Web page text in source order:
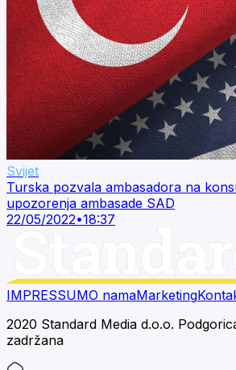
Svijet
Turska pozvala ambasadora na
upozorenja ambasade SAD
22/05/2022•18:37
IMPRESSUMO namaMarketing
2020 Standard Media d.o.o.
zadržana